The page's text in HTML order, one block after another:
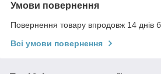
Умови повернення
Повернення товару впродовж 14 днів
Всі умови повернення